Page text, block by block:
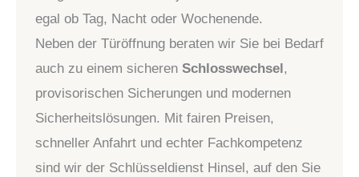
egal ob Tag, Nacht oder Wochenende.
Neben der Türöffnung beraten wir Sie bei Bedarf
auch zu einem sicheren Schlosswechsel,
provisorischen Sicherungen und modernen
Sicherheitslösungen. Mit fairen Preisen,
schneller Anfahrt und echter Fachkompetenz
sind wir der Schlüsseldienst Hinsel, auf den Sie